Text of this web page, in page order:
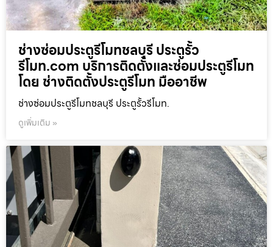
ช่างซ่อมประตูรีโมทชลบุรี ประตูรั้ว
รีโมท.com บริการติดตั้งและซ่อมประตูรีโมท
โดย ช่างติดตั้งประตูรีโมท มืออาชีพ
ช่างซ่อมประตูรีโมทชลบุรี ประตูรั้วรีโมท.
ดูเพิ่มเติม »